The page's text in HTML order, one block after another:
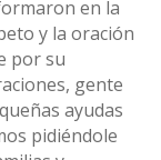
en la
y la oración
por su
gente
ayudas
pidiéndole